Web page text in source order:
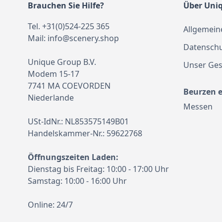
Brauchen Sie Hilfe?
Tel. +31(0)524-225 365
Mail: info@scenery.shop
Unique Group B.V.
Modem 15-17
7741 MA COEVORDEN
Niederlande
USt-IdNr.: NL853575149B01
Handelskammer-Nr.: 59622768
Öffnungszeiten Laden:
Dienstag bis Freitag: 10:00 - 17:00 Uhr
Samstag: 10:00 - 16:00 Uhr
Online: 24/7
Über
Unser
Beurzen
Messen